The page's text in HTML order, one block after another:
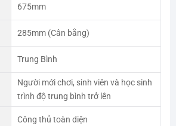
675mm
285mm (Cân bằng)
Trung Bình
Người mới chơi, sinh viên và học sinh
trình độ trung bình trở lên
Công thủ toàn diện